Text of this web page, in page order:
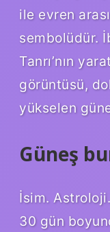
ile evren
sembolüdür.
Tanrı’nın
görüntüsü,
yükselen
Güneş
İsim. Astroloji.
30 gün